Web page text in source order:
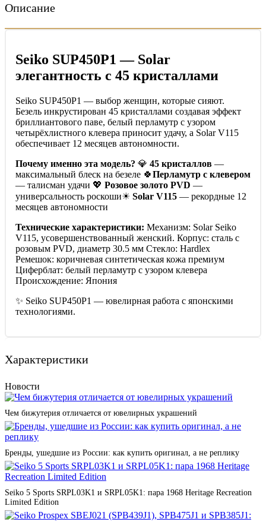
Описание
Seiko SUP450P1 — Solar
элегантность с 45 кристаллами
Seiko SUP450P1 — выбор женщин, которые сияют.
Безель инкрустирован 45 кристаллами создавая эффект
бриллиантового паве, белый перламутр с узором
четырёхлистного клевера приносит удачу, а Solar V115
обеспечивает 12 месяцев автономности.
Почему именно эта модель? 💎 45 кристаллов —
максимальный блеск на безеле 🍀Перламутр с клевером
— талисман удачи 💖 Розовое золото PVD —
универсальность роскоши☀ Solar V115 — рекордные 12
месяцев автономности
Технические характеристики: Механизм: Solar Seiko
V115, усовершенствованный женский. Корпус: сталь с
розовым PVD, диаметр 30.5 мм Стекло: Hardlex
Ремешок: коричневая синтетическая кожа премиум
Циферблат: белый перламутр с узором клевера
Происхождение: Япония
✨ Seiko SUP450P1 — ювелирная работа с японскими
технологиями.
Характеристики
Новости
Чем бижутерия отличается от ювелирных украшений
Бренды, ушедшие из России: как купить оригинал, а не реплику
Seiko 5 Sports SRPL03K1 и SRPL05K1: пара 1968 Heritage Recreation
Limited Edition